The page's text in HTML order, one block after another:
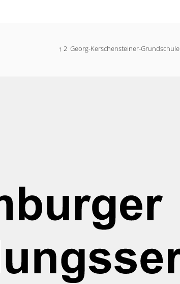
↑ 2 Georg-Kerschensteiner-Grundschule